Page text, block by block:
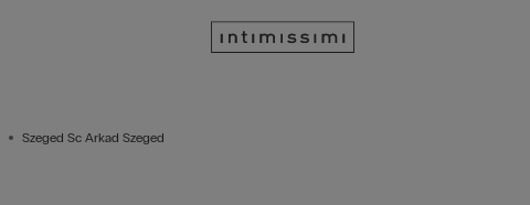
Szeged Sc Arkad Szeged